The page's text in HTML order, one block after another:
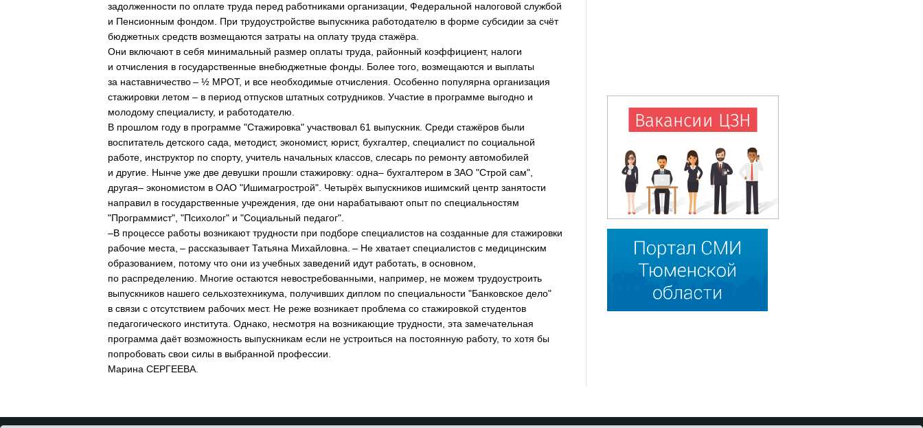
задолженности по оплате труда перед работниками организации, Федеральной налоговой службой
и Пенсионным фондом. При трудоустройстве выпускника работодателю в форме субсидии за счёт
бюджетных средств возмещаются затраты на оплату труда стажёра.
Они включают в себя минимальный размер оплаты труда, районный коэффициент, налоги
и отчисления в государственные внебюджетные фонды. Более того, возмещаются и выплаты
за наставничество – ½ МРОТ, и все необходимые отчисления. Особенно популярна организация
стажировки летом – в период отпусков штатных сотрудников. Участие в программе выгодно и
молодому специалисту, и работодателю.
В прошлом году в программе "Стажировка" участвовал 61 выпускник. Среди стажёров были
воспитатель детского сада, методист, экономист, юрист, бухгалтер, специалист по социальной
работе, инструктор по спорту, учитель начальных классов, слесарь по ремонту автомобилей
и другие. Нынче уже две девушки прошли стажировку: одна– бухгалтером в ЗАО "Строй сам",
другая– экономистом в ОАО "Ишимагрострой". Четырёх выпускников ишимский центр занятости
направил в государственные учреждения, где они нарабатывают опыт по специальностям
"Программист", "Психолог" и "Социальный педагог".
–В процессе работы возникают трудности при подборе специалистов на созданные для стажировки
рабочие места, – рассказывает Татьяна Михайловна. – Не хватает специалистов с медицинским
образованием, потому что они из учебных заведений идут работать, в основном,
по распределению. Многие остаются невостребованными, например, не можем трудоустроить
выпускников нашего сельхозтехникума, получивших диплом по специальности "Банковское дело"
в связи с отсутствием рабочих мест. Не реже возникает проблема со стажировкой студентов
педагогического института. Однако, несмотря на возникающие трудности, эта замечательная
программа даёт возможность выпускникам если не устроиться на постоянную работу, то хотя бы
попробовать свои силы в выбранной профессии.
Марина СЕРГЕЕВА.